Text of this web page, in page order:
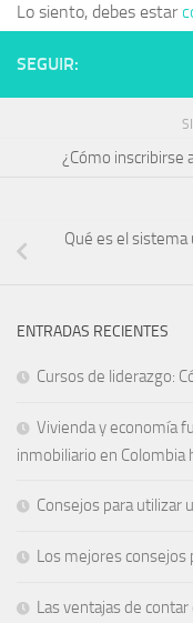
Lo siento, debes estar
SEGUIR:
¿Cómo inscribirse
Qué es el sistema
ENTRADAS RECIENTES
Cursos de liderazgo:
Vivienda y economía
inmobiliario en Colombia
Consejos para utilizar
Los mejores consejos
Las ventajas de